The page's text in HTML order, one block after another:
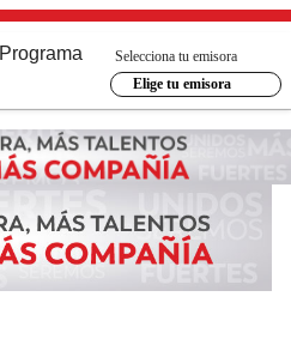
Programa
Selecciona tu emisora
Elige tu emisora